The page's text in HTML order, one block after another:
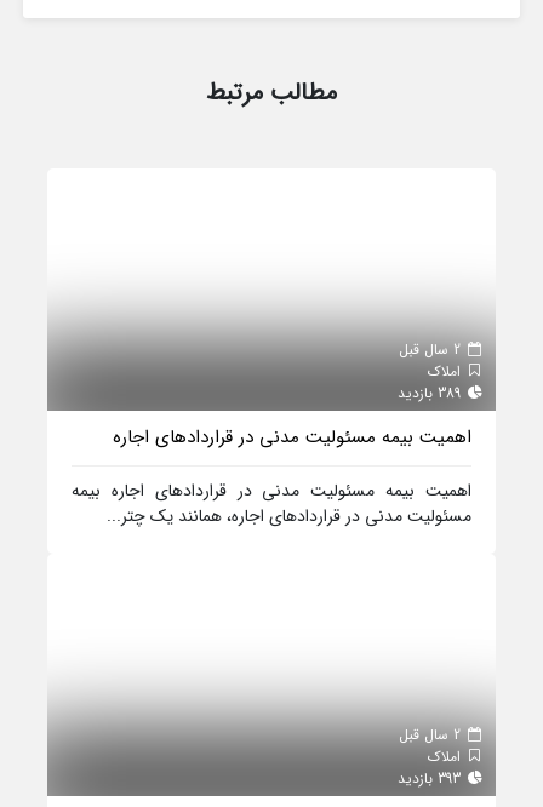
مطالب مرتبط
املاک
اهمیت بیمه مسئولیت مدنی در قراردادهای اجاره
اهمیت بیمه مسئولیت مدنی در قراردادهای اجاره بیمه
مسئولیت مدنی در قراردادهای اجاره، همانند یک چتر...
املاک